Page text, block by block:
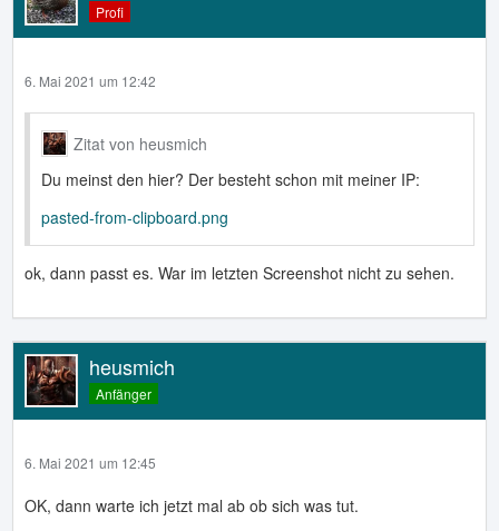
Profi
6. Mai 2021 um 12:42
Zitat von heusmich
Du meinst den hier? Der besteht schon mit meiner IP:
pasted-from-clipboard.png
ok, dann passt es. War im letzten Screenshot nicht zu sehen.
heusmich
Anfänger
6. Mai 2021 um 12:45
OK, dann warte ich jetzt mal ab ob sich was tut.